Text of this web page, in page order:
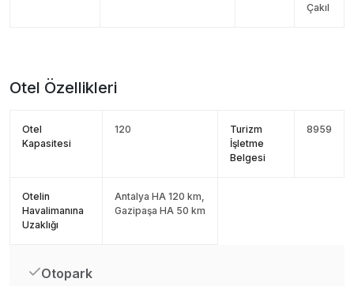
Çakıl
Otel Özellikleri
Otel
Kapasitesi
120
Turizm
İşletme
Belgesi
8959
Otelin
Havalimanına
Uzaklığı
Antalya HA 120 km,
Gazipaşa HA 50 km
Otopark